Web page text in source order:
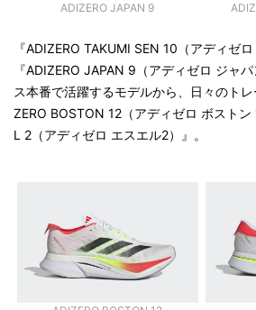
ADIZERO JAPAN 9
『ADIZERO TAKUMI SEN 10（アディゼ
『ADIZERO JAPAN 9（アディゼロ ジャ
ス本番で活躍するモデルから、日々のト
ZERO BOSTON 12（アディゼロ ボストン
L 2（アディゼロ エスエル2）』。